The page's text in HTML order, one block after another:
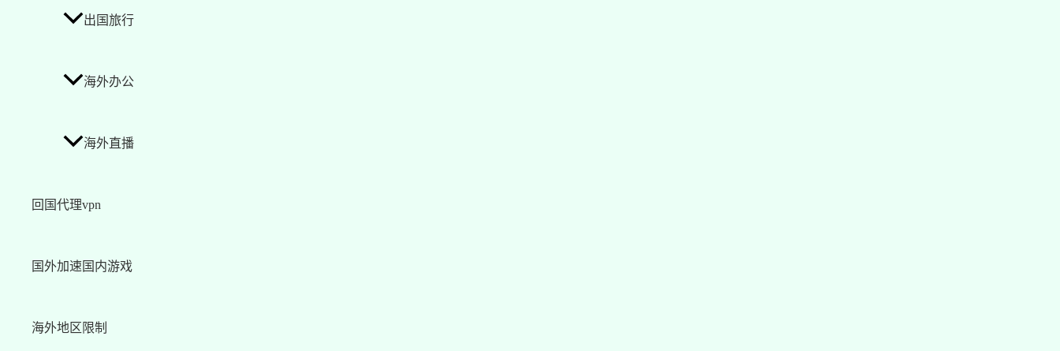
出国旅行
海外办公
海外直播
回国代理vpn
国外加速国内游戏
海外地区限制